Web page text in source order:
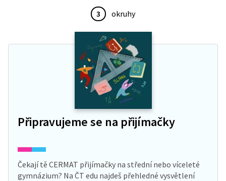
3 okruhy
Připravujeme se na přijímačky
Čekají tě CERMAT přijímačky na střední nebo víceleté
gymnázium? Na ČT edu najdeš přehledné vysvětlení